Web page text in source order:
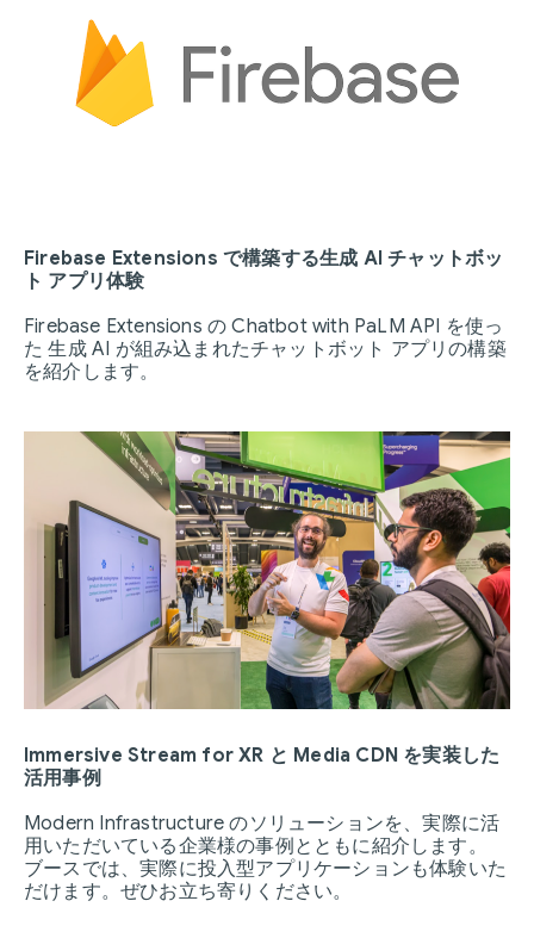
Firebase Extensions で構築する生成 AI チャットボッ
ト アプリ体験
Firebase Extensions の Chatbot with PaLM API を使っ
た 生成 AI が組み込まれたチャットボット アプリの構築
を紹介します。
Immersive Stream for XR と Media CDN を実装した
活用事例
Modern Infrastructure のソリューションを、実際に活
用いただいている企業様の事例とともに紹介します。
ブースでは、実際に投入型アプリケーションも体験いた
だけます。ぜひお立ち寄りください。